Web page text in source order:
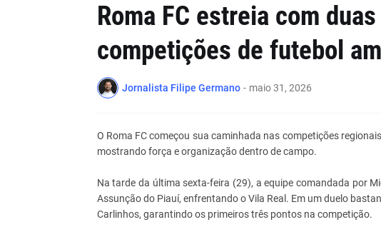
Roma FC estreia com
competições de futebol
Jornalista Filipe Germano - maio 31, 2026
O Roma FC começou sua caminhada nas competições
mostrando força e organização dentro de campo.
Na tarde da última sexta-feira (29), a equipe comandada por
Assunção do Piauí, enfrentando o Vila Real. Em um duelo
Carlinhos, garantindo os primeiros três pontos na competição.